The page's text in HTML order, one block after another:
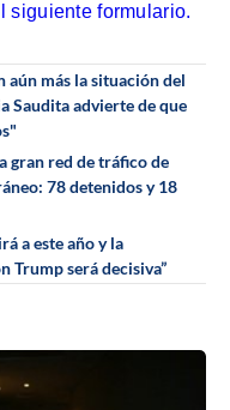
siguiente formulario.
aún más la situación del
Saudita advierte de que
gran red de tráfico de
78 detenidos y 18
a este año y la
Trump será decisiva”